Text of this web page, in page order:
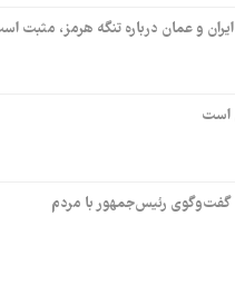
و عمان درباره تنگه هرمز، مثبت
است
گفت‌وگوی رئیس‌جمهور با مردم